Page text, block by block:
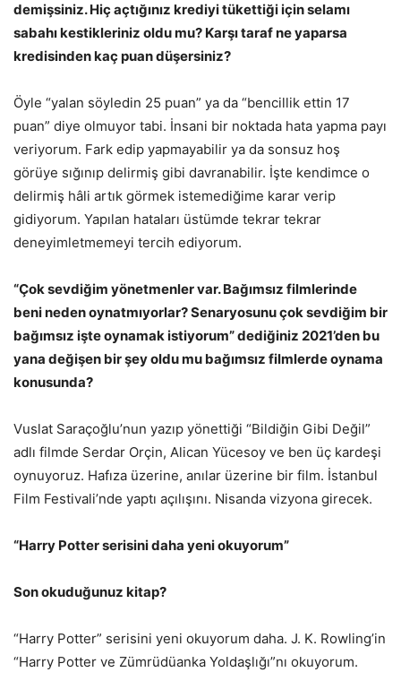
demişsiniz. Hiç açtığınız krediyi tükettiği için selamı
sabahı kestikleriniz oldu mu? Karşı taraf ne yaparsa
kredisinden kaç puan düşersiniz?
Öyle “yalan söyledin 25 puan” ya da “bencillik ettin 17
puan” diye olmuyor tabi. İnsani bir noktada hata yapma payı
veriyorum. Fark edip yapmayabilir ya da sonsuz hoş
görüye sığınıp delirmiş gibi davranabilir. İşte kendimce o
delirmiş hâli artık görmek istemediğime karar verip
gidiyorum. Yapılan hataları üstümde tekrar tekrar
deneyimletmemeyi tercih ediyorum.
“Çok sevdiğim yönetmenler var. Bağımsız filmlerinde
beni neden oynatmıyorlar? Senaryosunu çok sevdiğim bir
bağımsız işte oynamak istiyorum” dediğiniz 2021’den bu
yana değişen bir şey oldu mu bağımsız filmlerde oynama
konusunda?
Vuslat Saraçoğlu’nun yazıp yönettiği “Bildiğin Gibi Değil”
adlı filmde Serdar Orçin, Alican Yücesoy ve ben üç kardeşi
oynuyoruz. Hafıza üzerine, anılar üzerine bir film. İstanbul
Film Festivali’nde yaptı açılışını. Nisanda vizyona girecek.
“Harry Potter serisini daha yeni okuyorum”
Son okuduğunuz kitap?
“Harry Potter” serisini yeni okuyorum daha. J. K. Rowling’in
“Harry Potter ve Zümrüdüanka Yoldaşlığı”nı okuyorum.